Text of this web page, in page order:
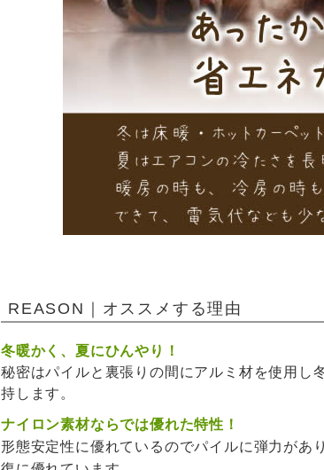
REASON｜オススメする理由
冬暖かく、夏にひんやり！
秘密はパイルと裏張りの間にアルミ材を使用し
持します。
ナイロン素材ならでは優れた特性！
形態安定性に優れているのでパイルに弾力があ